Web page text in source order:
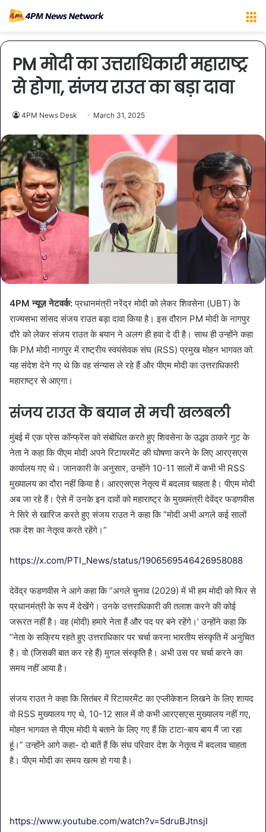
PM मोदी का उत्तराधिकारी महाराष्ट्र
से होगा, संजय राउत का बड़ा दावा
4PM News Desk March 31, 2025
4PM न्यूज़ नेटवर्क:प्रधानमंत्री नरेंद्र मोदी को लेकर शिवसेना (UBT) के
राज्यसभा सांसद संजय राउत बड़ा दावा किया है। इस दौरान PM मोदी के नागपुर
दौरे को लेकर संजय राउत के बयान ने अलग ही हवा दे दी है। साथ ही उन्होंने कहा
कि PM मोदी नागपुर में राष्ट्रीय स्वयंसेवक संघ (RSS) प्रमुख मोहन भागवत को
यह संदेश देने गए थे कि वह संन्यास ले रहे हैं और पीएम मोदी का उत्तराधिकारी
महाराष्ट्र से आएगा।
संजय राउत के बयान से मची खलबली
मुंबई में एक प्रेस कॉन्फ्रेंस को संबोधित करते हुए शिवसेना के उद्धव ठाकरे गुट के
नेता ने कहा कि पीएम मोदी अपने रिटायरमेंट की घोषणा करने के लिए आरएसएस
कार्यालय गए थे। जानकारी के अनुसार, उन्होंने 10-11 सालों में कभी भी RSS
मुख्यालय का दौरा नहीं किया है। आरएसएस नेतृत्व में बदलाव चाहता है। पीएम मोदी
अब जा रहे हैं। ऐसे में उनके इन दावों को महाराष्ट्र के मुख्यमंत्री देवेंद्र फडणवीस
ने सिरे से खारिज करते हुए संजय राउत ने कहा कि ”मोदी अभी अगले कई सालों
तक देश का नेतृत्व करते रहेंगे।”
https://x.com/PTI_News/status/1906569546426958088
देवेंद्र फडणवीस ने आगे कहा कि ”अगले चुनाव (2029) में भी हम मोदी को फिर से
प्रधानमंत्री के रूप में देखेंगे। उनके उत्तराधिकारी की तलाश करने की कोई
जरूरत नहीं है। वह (मोदी) हमारे नेता हैं और पद पर बने रहेंगे।’ उन्होंने कहा कि
”नेता के सक्रिय रहते हुए उत्तराधिकार पर चर्चा करना भारतीय संस्कृति में अनुचित
है। वो (जिसकी बात कर रहे हैं) मुगल संस्कृति है। अभी उस पर चर्चा करने का
समय नहीं आया है।
संजय राउत ने कहा कि सितंबर में रिटायरमेंट का एप्लीकेशन लिखने के लिए शायद
वो RSS मुख्यालय गए थे, 10-12 साल में वो कभी आरएसएस मुख्यालय नहीं गए,
मोहन भागवत से पीएम मोदी ये बताने के लिए गए हैं कि टाटा-बाय बाय मैं जा रहा
हूं।” उन्होंने आगे कहा- दो बातें हैं कि संघ परिवार देश के नेतृत्व में बदलाव चाहता
है। पीएम मोदी का समय खत्म हो गया है।
https://www.youtube.com/watch?v=5druBJtnsjI